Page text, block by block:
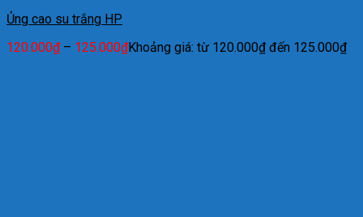
Ủng cao su trắng HP
120.000₫ – 125.000₫Khoảng giá: từ 120.000₫ đến 125.000₫